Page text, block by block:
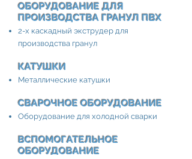
ОБОРУДОВАНИЕ ДЛЯ
ПРОИЗВОДСТВА ГРАНУЛ ПВХ
2-х каскадный экструдер для
производства гранул
КАТУШКИ
Металлические катушки
СВАРОЧНОЕ ОБОРУДОВАНИЕ
Оборудование для холодной сварки
ВСПОМОГАТЕЛЬНОЕ
ОБОРУДОВАНИЕ